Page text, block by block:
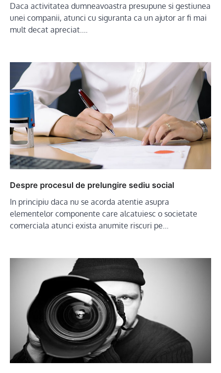
Daca activitatea dumneavoastra presupune si gestiunea
unei companii, atunci cu siguranta ca un ajutor ar fi mai
mult decat apreciat.…
Despre procesul de prelungire sediu social
In principiu daca nu se acorda atentie asupra
elementelor componente care alcatuiesc o societate
comerciala atunci exista anumite riscuri pe…